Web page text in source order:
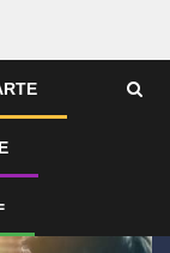
Le Qatar fait état